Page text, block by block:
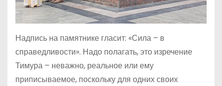
Надпись на памятнике гласит: «Сила – в
справедливости». Надо полагать, это изречение
Тимура – неважно, реальное или ему
приписываемое, поскольку для одних своих